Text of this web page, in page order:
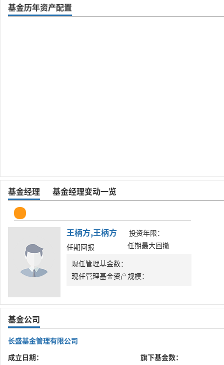
基金历年资产配置
基金经理 基金经理变动一览
王柄方,王柄方
投资年限：
任期回报
任期最大回撤
现任管理基金数：
现任管理基金资产规模：
基金公司
长盛基金管理有限公司
成立日期：
旗下基金数：